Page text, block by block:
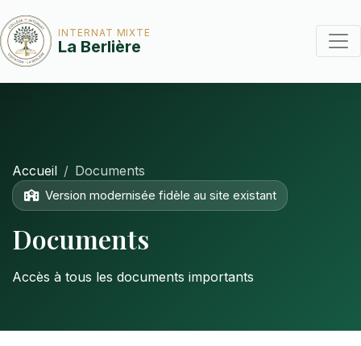
INTERNAT MIXTE
La Berlière
Accueil Documents
Version modernisée fidèle au site existant
Documents
Accès à tous les documents importants